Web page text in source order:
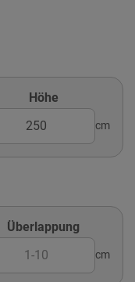
Höhe
cm
Überlappung
cm